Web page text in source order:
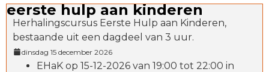
eerste hulp aan kinderen
Herhalingscursus Eerste Hulp aan Kinderen,
bestaande uit een dagdeel van 3 uur.
dinsdag 15 december 2026
EHaK op 15-12-2026 van 19:00 tot 22:00 in